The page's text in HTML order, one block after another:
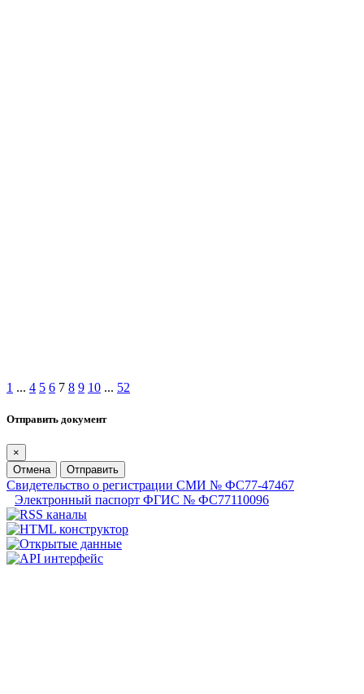
1 ... 4 5 6 7 8 9 10 ... 52
Отправить документ
×
Отмена
Отправить
Свидетельство о регистрации СМИ № ФС77-47467
Электронный паспорт ФГИС № ФС77110096